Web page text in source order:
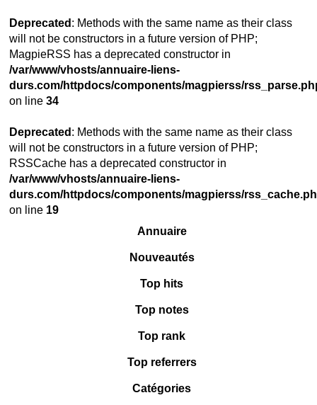
Deprecated : Methods with the same name as their class
will not be constructors in a future version of PHP;
MagpieRSS has a deprecated constructor in
/var/www/vhosts/annuaire-liens-
durs.com/httpdocs/components/magpierss/
on line34
Deprecated : Methods with the same name as their class
will not be constructors in a future version of PHP;
RSSCache has a deprecated constructor in
/var/www/vhosts/annuaire-liens-
durs.com/httpdocs/components/magpierss/
on line 19
Annuaire
Nouveautés
Top hits
Top notes
Top rank
Top referrers
Catégories